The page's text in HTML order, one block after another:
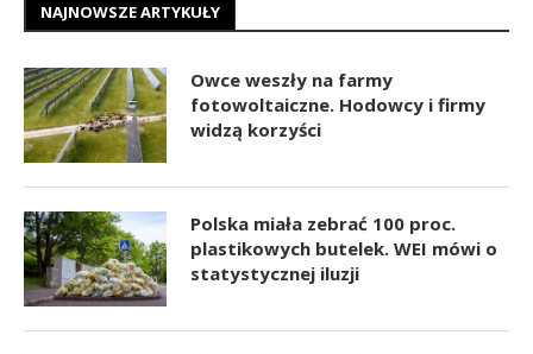
NAJNOWSZE ARTYKUŁY
Owce weszły na farmy
fotowoltaiczne. Hodowcy i firmy
widzą korzyści
Polska miała zebrać 100 proc.
plastikowych butelek. WEI mówi o
statystycznej iluzji